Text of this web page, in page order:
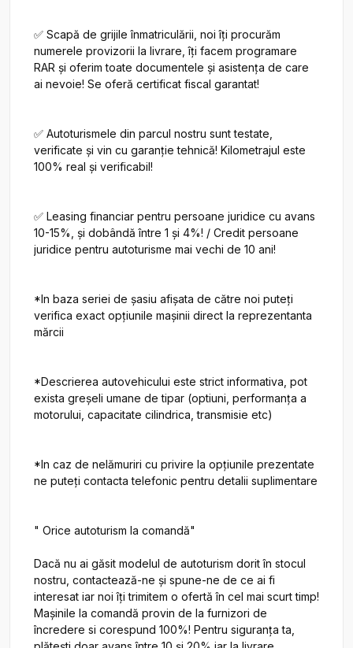
✅ Scapă de grijile înmatriculării, noi îți procurăm
numerele provizorii la livrare, îți facem programare
RAR și oferim toate documentele și asistența de care
ai nevoie! Se oferă certificat fiscal garantat!
✅ Autoturismele din parcul nostru sunt testate,
verificate și vin cu garanție tehnică! Kilometrajul este
100% real și verificabil!
✅ Leasing financiar pentru persoane juridice cu avans
10-15%, și dobândă între 1 și 4%! / Credit persoane
juridice pentru autoturisme mai vechi de 10 ani!
*In baza seriei de șasiu afișata de către noi puteți
verifica exact opțiunile mașinii direct la reprezentanta
mărcii
*Descrierea autovehicului este strict informativa, pot
exista greșeli umane de tipar (optiuni, performanța a
motorului, capacitate cilindrica, transmisie etc)
*In caz de nelămuriri cu privire la opțiunile prezentate
ne puteți contacta telefonic pentru detalii suplimentare
" Orice autoturism la comandă"
Dacă nu ai găsit modelul de autoturism dorit în stocul
nostru, contactează-ne și spune-ne de ce ai fi
interesat iar noi îți trimitem o ofertă în cel mai scurt timp!
Mașinile la comandă provin de la furnizori de
încredere si corespund 100%! Pentru siguranța ta,